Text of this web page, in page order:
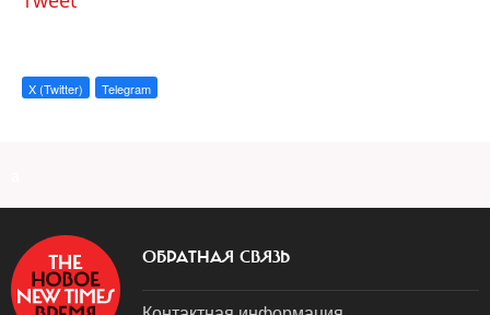
X (Twitter) Telegram
ОБРАТНАЯ СВЯЗЬ